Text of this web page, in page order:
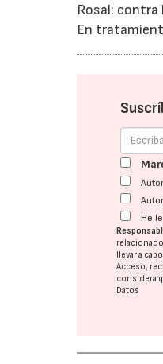
Rosal: contra
En
He
llevar a
Acceso,
considera
Datos